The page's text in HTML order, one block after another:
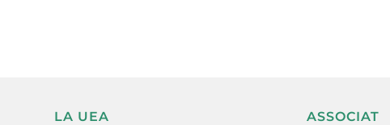
LA UEA
ASSOCIAT